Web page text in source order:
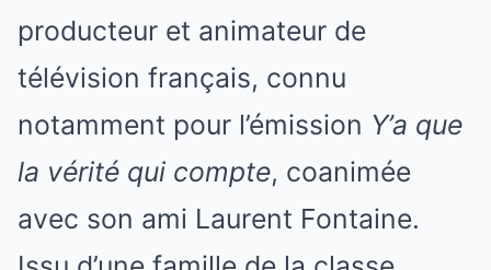
producteur et animateur de
télévision français, connu
notamment pour l’émission Y’a que
la vérité qui compte, coanimée
avec son ami Laurent Fontaine.